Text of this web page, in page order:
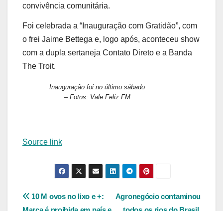
convivência comunitária.
Foi celebrada a “Inauguração com Gratidão”, com
o frei Jaime Bettega e, logo após, aconteceu show
com a dupla sertaneja Contato Direto e a Banda
The Troit.
Inauguração foi no último sábado
– Fotos: Vale Feliz FM
Source link
Navegação
Agronegócio contaminou
10 M ovos no lixo e +: